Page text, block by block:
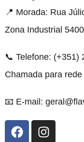
📍 Morada: Rua
Zona Industrial
📞 Telefone: (+351)
Chamada para
📧 E-mail: